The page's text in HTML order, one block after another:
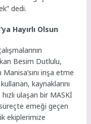
dedi.
Hayırlı Olsun
Besim Dutlulu,
inşa etme
kaynaklarını
ulaşan bir MASKİ
süreçte emeği geçen
ekiplerimize